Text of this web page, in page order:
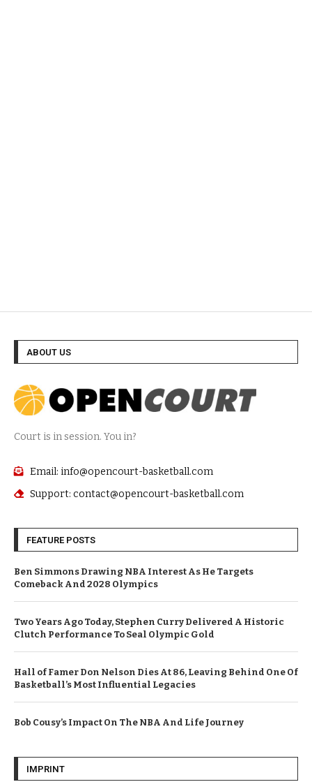
ABOUT US
Court is in session. You in?
Email: info@opencourt-basketball.com
Support: contact@opencourt-basketball.com
FEATURE POSTS
Ben Simmons Drawing NBA Interest As He Targets
Comeback And 2028 Olympics
Two Years Ago Today, Stephen Curry Delivered A Historic
Clutch Performance To Seal Olympic Gold
Hall of Famer Don Nelson Dies At 86, Leaving Behind One Of
Basketball’s Most Influential Legacies
Bob Cousy’s Impact On The NBA And Life Journey
IMPRINT